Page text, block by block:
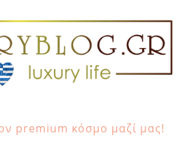
premium κόσμο μαζί μας!